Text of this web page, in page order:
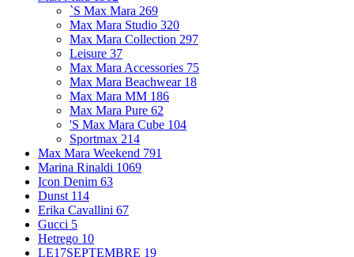
`S Max Mara 269
Max Mara Studio 320
Max Mara Collection 297
Leisure 37
Max Mara Accessories 75
Max Mara Beachwear 18
Max Mara MM 186
Max Mara Pure 62
'S Max Mara Cube 104
Sportmax 214
Max Mara Weekend 791
Marina Rinaldi 1069
Icon Denim 63
Dunst 114
Erika Cavallini 67
Gucci 5
Hetrego 10
LE17SEPTEMBRE 19